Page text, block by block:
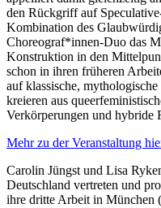
den Rückgriff auf
Kombination des
Choreograf*innen-Duo das
Konstruktion in den
schon in ihren früheren
auf klassische,
kreieren aus
Verkörperungen und hybride
Mehr zu der Veranstaltung
Carolin Jüngst und Lisa
Deutschland vertreten und
ihre dritte Arbeit in München